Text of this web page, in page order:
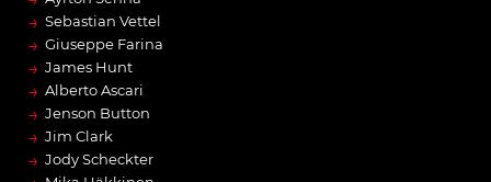
→ Sebastian Vettel
→ Giuseppe Farina
→ James Hunt
→ Alberto Ascari
→ Jenson Button
→ Jim Clark
→ Jody Scheckter